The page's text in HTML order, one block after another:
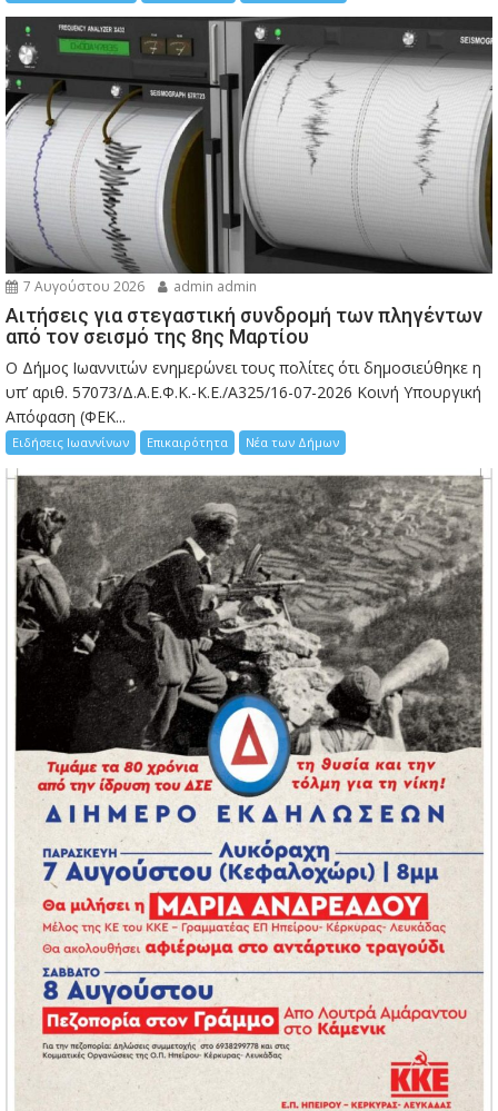
7 Αυγούστου 2026 admin admin
Αιτήσεις για στεγαστική συνδρομή των πληγέντων
από τον σεισμό της 8ης Μαρτίου
Ο Δήμος Ιωαννιτών ενημερώνει τους πολίτες ότι δημοσιεύθηκε η
υπ’ αριθ. 57073/Δ.Α.Ε.Φ.Κ.-Κ.Ε./Α325/16-07-2026 Κοινή Υπουργική
Απόφαση (ΦΕΚ...
Ειδήσεις Ιωαννίνων Επικαιρότητα Νέα των Δήμων